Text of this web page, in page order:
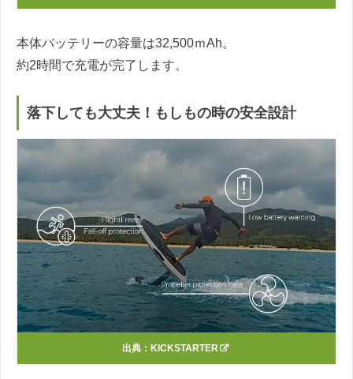
本体バッテリーの容量は32,500ｍAh。
約2時間で充電が完了します。
落下しても大丈夫！もしもの時の安全設計
出典： KICKSTARTER